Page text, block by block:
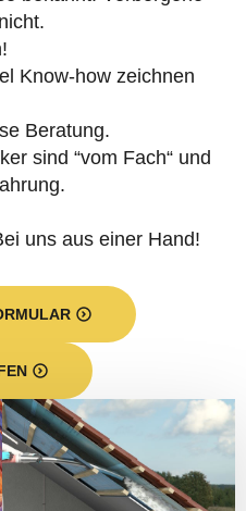
Know-how zeichnen
Beratung.
sind “vom Fach“ und
uns aus einer Hand!